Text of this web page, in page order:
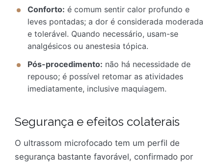
Conforto: é comum sentir calor profundo e
leves pontadas; a dor é considerada moderada
e tolerável. Quando necessário, usam-se
analgésicos ou anestesia tópica.
Pós-procedimento: não há necessidade de
repouso; é possível retomar as atividades
imediatamente, inclusive maquiagem.
Segurança e efeitos colaterais
O ultrassom microfocado tem um perfil de
segurança bastante favorável, confirmado por